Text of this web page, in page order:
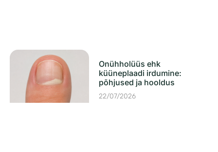
Onühholüüs ehk
küüneplaadi irdumine:
põhjused ja hooldus
22/07/2026